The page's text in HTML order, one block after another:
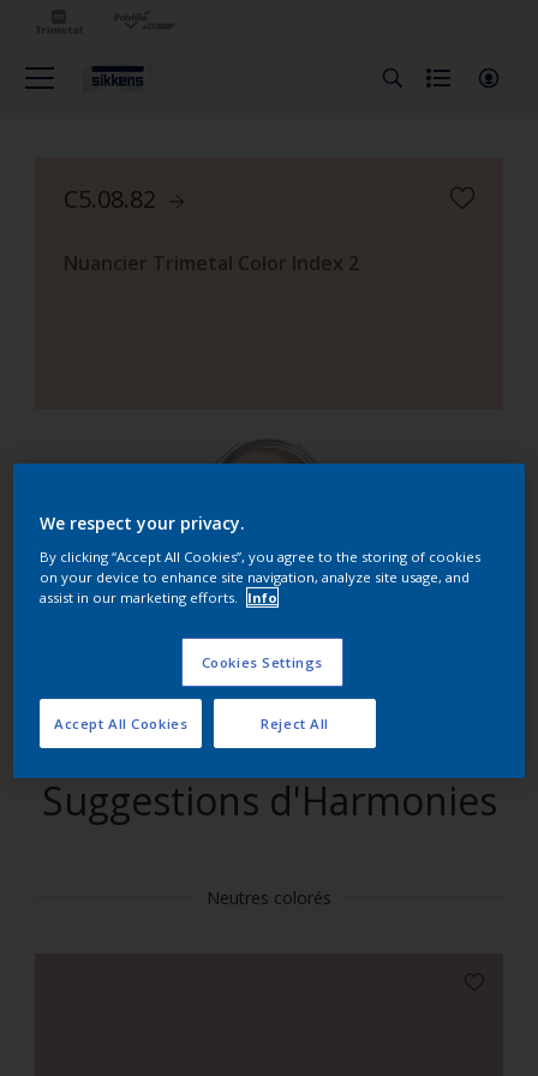
C5.08.82
Nuancier Trimetal Color Index 2
Trouver des produits dans cette couleur
Allons-y
Suggestions d'Harmonies
Neutres colorés
We respect your privacy.
By clicking “Accept All Cookies”, you agree to the storing of cookies
on your device to enhance site navigation, analyze site usage, and
assist in our marketing efforts.
Info
Cookies Settings
Reject All
Accept All Cookies